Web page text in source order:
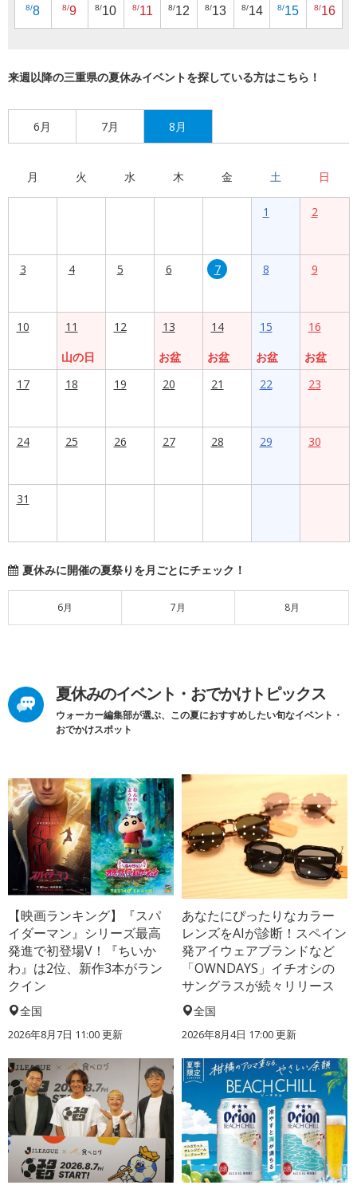
8/8 8/9 8/10 8/11 8/12 8/13 8/14 8/15 8/16
来週以降の三重県の夏休みイベントを探している方はこちら！
6月 7月 8月
月 火 水 木 金 土 日
1 2
3 4 5 6 7 8 9
10
11
山の日
12
13
お盆
14
お盆
15
お盆
16
お盆
17
18 19 20 21 22 23
24 25 26 27 28 29 30
31
夏休みに開催の夏祭りを月ごとにチェック！
6月 7月 8月
夏休みのイベント・おでかけトピックス
ウォーカー編集部が選ぶ、この夏におすすめしたい旬なイベント・
おでかけスポット
【映画ランキング】『スパ
イダーマン』シリーズ最高
発進で初登場V！『ちいか
わ』は2位、新作3本がラン
クイン
全国
2026年8月7日 11:00更新
あなたにぴったりなカラー
レンズをAIが診断！スペイン
発アイウェアブランドなど
「OWNDAYS」イチオシの
サングラスが続々リリース
全国
2026年8月4日 17:00更新